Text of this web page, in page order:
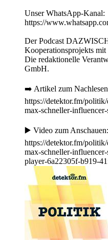
Unser WhatsApp-Kanal:
https://
Der Podcast
Kooperationsprojekts
Die redaktionelle
GmbH.
➡️ Artikel zum
https://detektor.fm/
max-schneller-
▶️ Video zum Anschauen:
https://detektor.fm/
max-schneller-
player-6a22305f-b919-